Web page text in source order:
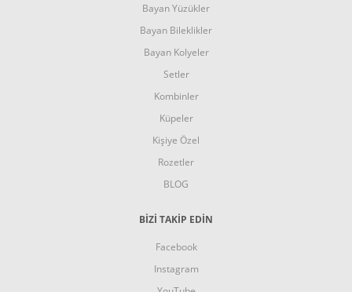
Bayan Yüzükler
Bayan Bileklikler
Bayan Kolyeler
Setler
Kombinler
Küpeler
Kişiye Özel
Rozetler
BLOG
BİZİ TAKİP EDİN
Facebook
Instagram